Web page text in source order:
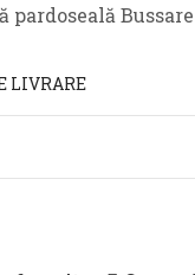
pardoseală
LIVRARE